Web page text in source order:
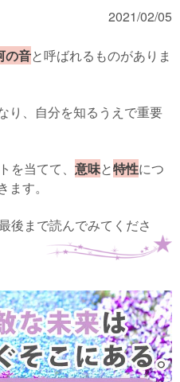
2021/02/05
の音と呼ばれるものがありま
り、自分を知るうえで重要
を当てて、 意味と特性につ
す。
後まで読んでみてくださ